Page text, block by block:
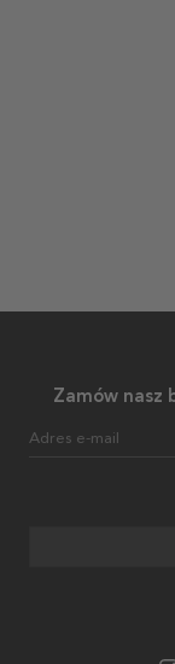
Zamów nasz
Adres e-mail